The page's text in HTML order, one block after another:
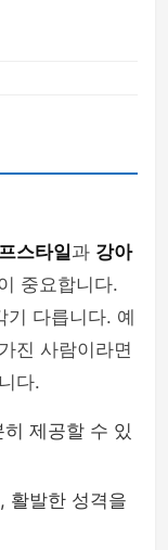
스타일과 강아
중요합니다.
기 다릅니다. 예
진 사람이라면
다.
제공할 수 있
활발한 성격을